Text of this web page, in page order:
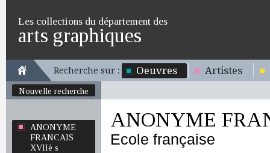
Les collections du département des
arts graphiques
Recherche sur : Oeuvres Artistes
Nouvelle recherche
ANONYME
FRANCAIS
XVIIè s
ANONYME
Ecole française